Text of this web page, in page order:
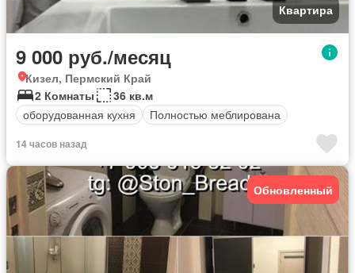
Квартира
9 000 руб./месяц
Кизел, Пермский Край
2 Комнаты
36 кв.м
оборудованная кухня
Полностью меблирована
14 часов назад
Обновленный